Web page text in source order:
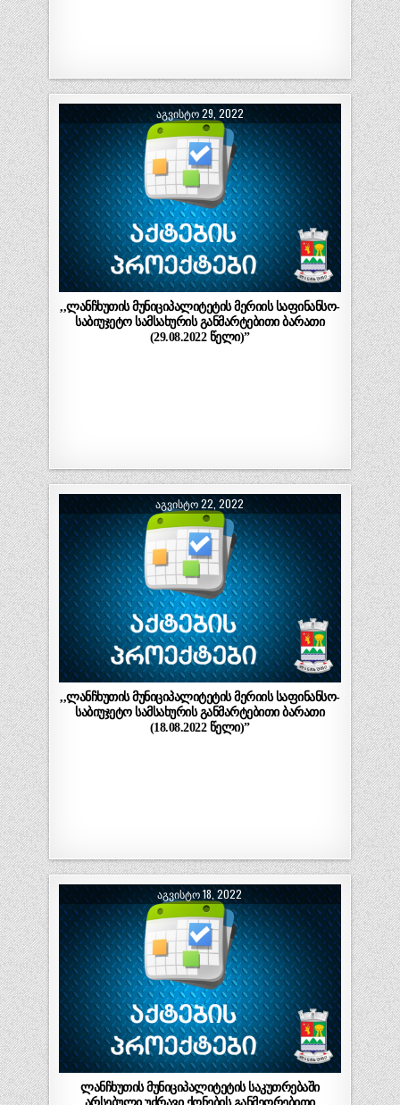
ᲐᲒᲕᲘᲡᲢᲝ 29, 2022
,,ლანჩხუთის მუნიციპალიტეტის მერიის საფინანსო-
საბიუჯეტო სამსახურის განმარტებითი ბარათი
(29.08.2022 წელი)”
ᲐᲒᲕᲘᲡᲢᲝ 22, 2022
,,ლანჩხუთის მუნიციპალიტეტის მერიის საფინანსო-
საბიუჯეტო სამსახურის განმარტებითი ბარათი
(18.08.2022 წელი)”
ᲐᲒᲕᲘᲡᲢᲝ 18, 2022
ლანჩხუთის მუნიციპალიტეტის საკუთრებაში